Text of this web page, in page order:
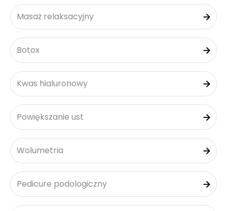
Masaż relaksacyjny
Botox
Kwas hialuronowy
Powiększanie ust
Wolumetria
Pedicure podologiczny